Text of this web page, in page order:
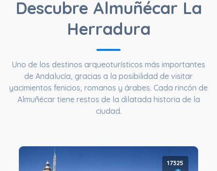
Descubre Almuñécar La
Herradura
Uno de los destinos arqueoturísticos más importantes
de Andalucía, gracias a la posibilidad de visitar
yacimientos fenicios, romanos y árabes. Cada rincón de
Almuñécar tiene restos de la dilatada historia de la
ciudad.
17325